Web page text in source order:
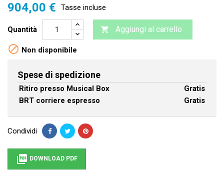
904,00 € Tasse incluse
Quantità  Aggiungi al carrello
 Non disponibile
Spese di spedizione
Ritiro presso Musical Box
Gratis
BRT corriere espresso
Gratis
Condividi
 DOWNLOAD PDF